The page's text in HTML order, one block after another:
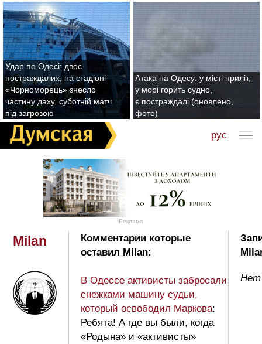
Удар по Одесі: двоє
постраждалих, на стадіоні
«Чорноморець» знесло
частину даху, суботній матч
під загрозою
Атака на Одесу: у місті приліт,
у морі горить судно,
є постраждалі (оновлено,
фото)
рус
Реклама
Milan
Комментарии которые
оставил Milan:
В Одессе активисты забросали
снежками машину судьи,
который освободил Маркова:
Ребята! А где вы были, когда
«Родына» и «активисты»
Нет